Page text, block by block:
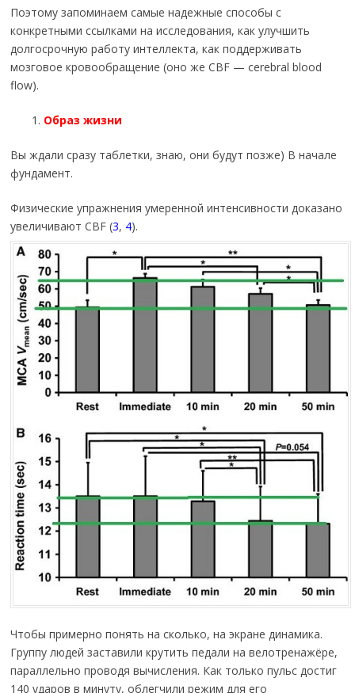
Поэтому запоминаем самые надежные способы с
конкретными ссылками на исследования, как улучшить
долгосрочную работу интеллекта, как поддерживать
мозговое кровообращение (оно же CBF — cerebral blood
flow).
Образ жизни
Вы ждали сразу таблетки, знаю, они будут позже) В начале
фундамент.
Физические упражнения умеренной интенсивности доказано
увеличивают CBF (3, 4).
Чтобы примерно понять на сколько, на экране динамика.
Группу людей заставили крутить педали на велотренажёре,
параллельно проводя вычисления. Как только пульс достиг
140 ударов в минуту, облегчили режим для его